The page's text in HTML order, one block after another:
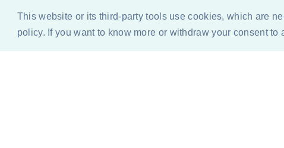
This website or its third-party tools use cookies, which are
policy. If you want to know more or withdraw your consent